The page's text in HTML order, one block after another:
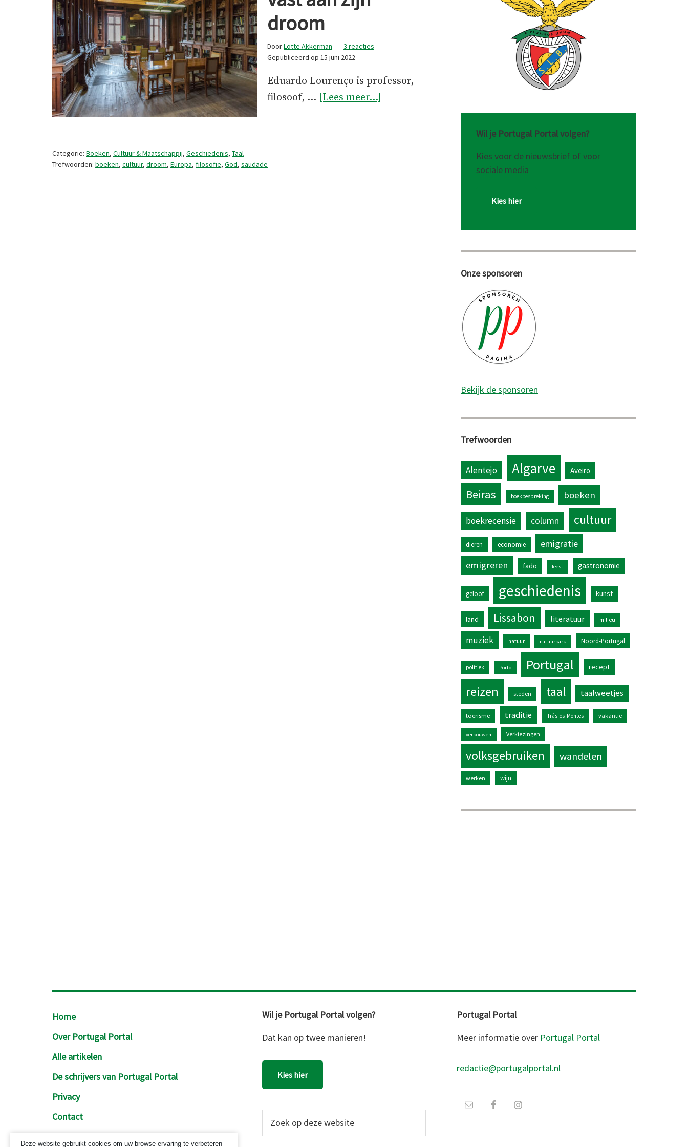
droom
DoorLotte Akkerman
3 reacties
Gepubliceerd op 15 juni 2022
Eduardo Lourenço is professor,
filosoof, … [Lees meer...]
Categorie: Boeken, Cultuur & Maatschappij, Geschiedenis, Taal
Trefwoorden: boeken, cultuur, droom, Europa, filosofie, God, saudade
Wil je Portugal Portal volgen?
Kies voor de nieuwsbrief of voor
sociale media
Kies hier
Onze sponsoren
Bekijk de sponsoren
Trefwoorden
Alentejo Algarve Aveiro
Beiras boekbespreking boeken
boekrecensie column cultuur
dieren economie
emigratie
emigreren
fado feest gastronomie
geloof geschiedenis kunst
land Lissabon literatuur milieu
muziek natuur natuurpark Noord-Portugal
politiek Porto Portugal recept
reizen steden taal taalweetjes
toerisme traditie Trás-os-Montes vakantie
verbouwen Verkiezingen
volksgebruiken wandelen
werken wijn
Footer
Home
Over Portugal Portal
Alle artikelen
De schrijvers van Portugal Portal
Privacy
Contact
Cookiebeleid
Wil je Portugal Portal volgen?
Dat kan op twee manieren!
Kies hier
Portugal Portal
Meer informatie over Portugal Portal
redactie@portugalportal.nl
Deze website gebruikt cookies om uw browse-ervaring te verbeteren